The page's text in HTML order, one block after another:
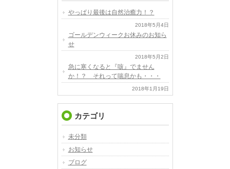
やっぱり最後は自然治癒力！？
2018年5月4日
ゴールデンウィークお休みのお知ら
せ
2018年5月2日
急に寒くなると『咳』でません
か！？ それって喘息かも・・・
2018年1月19日
カテゴリ
未分類
お知らせ
ブログ